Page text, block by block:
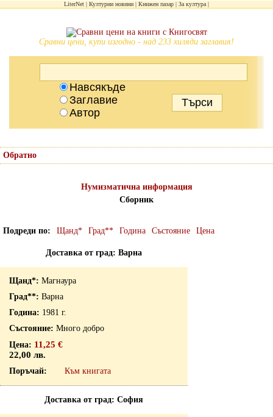
LiterNet Културни новини Книжен пазар За култура
Сравни цени, купи изгодно - над 233 хиляди заглавия!
Навсякъде
Заглавие
Автор
Обратно
Нумизматична информация
Сборник
Подреди по Щанд* Град** Година Състояние Цена
Доставка от град: Варна
Магнаура
Варна
1981 г.
Много добро
11,25 €
22,00 лв.
Към книгата
Доставка от град: София